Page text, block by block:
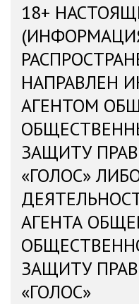
18+
НАПРАВЛЕН
АГЕНТОМ
ЗАЩИТУ
«ГОЛОС»
АГЕНТА
ЗАЩИТУ
«ГОЛОС»